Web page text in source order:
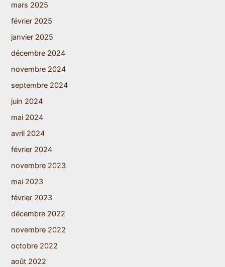
mars 2025
février 2025
janvier 2025
décembre 2024
novembre 2024
septembre 2024
juin 2024
mai 2024
avril 2024
février 2024
novembre 2023
mai 2023
février 2023
décembre 2022
novembre 2022
octobre 2022
août 2022